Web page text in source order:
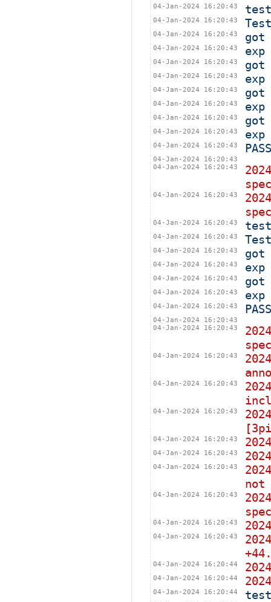
04-Jan-2024 16:20:43
04-Jan-2024 16:20:43
04-Jan-2024 16:20:43 got
04-Jan-2024 16:20:43 exp
04-Jan-2024 16:20:43 got
04-Jan-2024 16:20:43 exp
04-Jan-2024 16:20:43 got
04-Jan-2024 16:20:43 exp
04-Jan-2024 16:20:43 got
04-Jan-2024 16:20:43 exp
04-Jan-2024 16:20:43
04-Jan-2024 16:20:43
04-Jan-2024 16:20:43
04-Jan-2024 16:20:43
04-Jan-2024 16:20:43
04-Jan-2024 16:20:43
04-Jan-2024 16:20:43 got
04-Jan-2024 16:20:43 exp
04-Jan-2024 16:20:43 got
04-Jan-2024 16:20:43 exp
04-Jan-2024 16:20:43
04-Jan-2024 16:20:43
04-Jan-2024 16:20:43
04-Jan-2024 16:20:43
04-Jan-2024 16:20:43
04-Jan-2024 16:20:43
04-Jan-2024 16:20:43
04-Jan-2024 16:20:43
04-Jan-2024 16:20:43
not
04-Jan-2024 16:20:43
04-Jan-2024 16:20:43
04-Jan-2024 16:20:43
04-Jan-2024 16:20:44
04-Jan-2024 16:20:44
04-Jan-2024 16:20:44